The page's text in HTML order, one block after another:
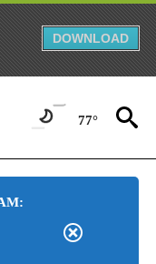
DOWNLOAD
77°